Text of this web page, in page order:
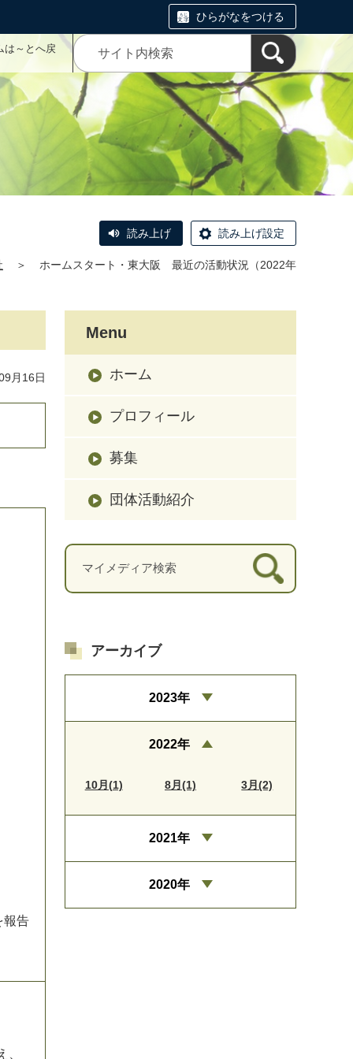
ひらがなをつける
は～とへ戻
読み上げ 読み上げ設定
＞
ホームスタート・東大阪 最近の活動状況（2022年
月16日
報告
Menu
ホーム
プロフィール
募集
団体活動紹介
アーカイブ
2023年
2022年
10月(1) 8月(1) 3月(2)
2021年
2020年